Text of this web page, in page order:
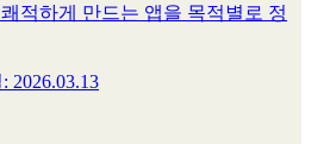
적하게 만드는 앱을 목적별로 정
: 2026.03.13